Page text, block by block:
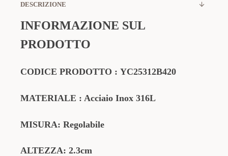
DESCRIZIONE
INFORMAZIONE SUL
PRODOTTO
CODICE PRODOTTO : YC25312B420
MATERIALE : Acciaio Inox 316L
MISURA: Regolabile
ALTEZZA: 2.3cm